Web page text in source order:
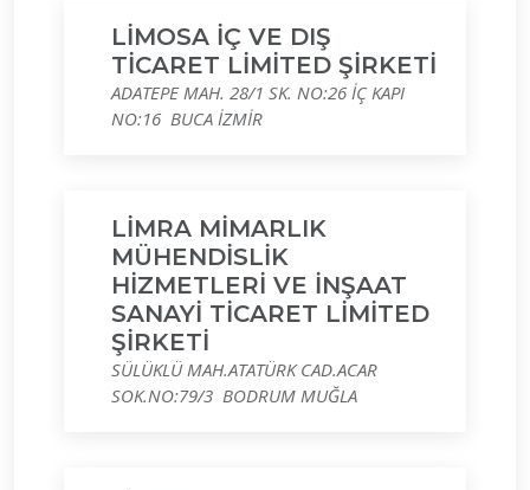
LİMOSA İÇ VE DIŞ
TİCARET LİMİTED ŞİRKETİ
ADATEPE MAH. 28/1 SK. NO:26 İÇ KAPI
NO:16 BUCA İZMİR
LİMRA MİMARLIK
MÜHENDİSLİK
HİZMETLERİ VE İNŞAAT
SANAYİ TİCARET LİMİTED
ŞİRKETİ
SÜLÜKLÜ MAH.ATATÜRK CAD.ACAR
SOK.NO:79/3 BODRUM MUĞLA